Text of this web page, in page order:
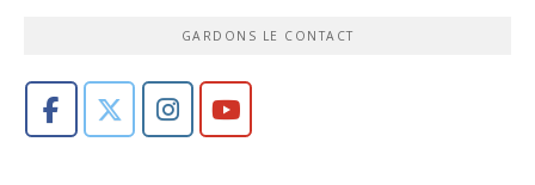
GARDONS LE CONTACT